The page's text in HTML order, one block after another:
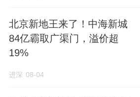
首先，电建地产两个新盘接连
添了一把火。
关注门头沟楼市的对0114地块
北京新地王来了！中海新城
84亿霸取广渠门，溢价超
19%
进深 08-04